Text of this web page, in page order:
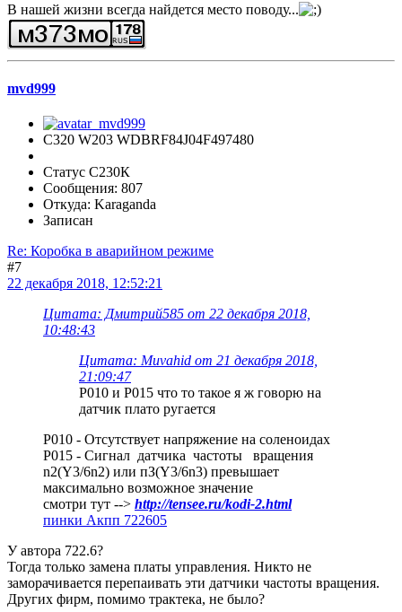
В нашей жизни всегда найдется место поводу...
mvd999
C320 W203 WDBRF84J04F497480
Статус С230К
Сообщения: 807
Откуда: Karaganda
Записан
Re: Коробка в аварийном режиме
#7
22 декабря 2018, 12:52:21
Цитата: Дмитрий585 от 22 декабря 2018,
10:48:43
Цитата: Muvahid от 21 декабря 2018,
21:09:47
Р010 и Р015 что то такое я ж говорю на
датчик плато ругается
Р010 - Отсутствует напряжение на соле­ноидах
Р015 - Сигнал датчика частоты враще­ния
n2(Y3/6n2) или пЗ(Y3/6n3) превышает
максимально возмож­ное значение
смотри тут --> http://tensee.ru/kodi-2.html
пинки Акпп 722605
У автора 722.6?
Тогда только замена платы управления. Никто не
заморачивается перепаивать эти датчики частоты вращения.
Других фирм, помимо трактека, не было?